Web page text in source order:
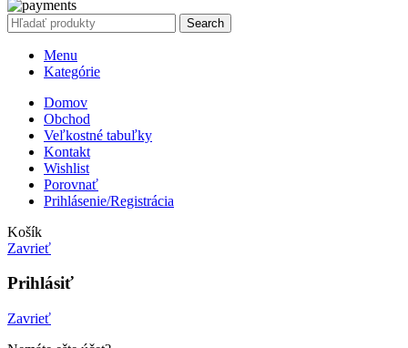
Search
Menu
Kategórie
Domov
Obchod
Veľkostné tabuľky
Kontakt
Wishlist
Porovnať
Prihlásenie/Registrácia
Košík
Zavrieť
Prihlásiť
Zavrieť